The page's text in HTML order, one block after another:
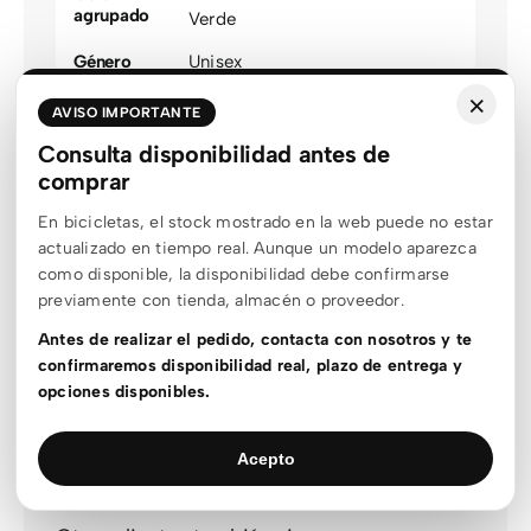
agrupado
Verde
Género
Unisex
Estado stock Sin stock
Outlet
Outlet
Material
Rueda
20
Recorrido
100mm
Motor
Shimano
Frenos
Disco hidráulico
×
AVISO IMPORTANTE
Consulta disponibilidad antes de
comprar
En bicicletas, el stock mostrado en la web puede no estar
actualizado en tiempo real. Aunque un modelo aparezca
como disponible, la disponibilidad debe confirmarse
previamente con tienda, almacén o proveedor.
Antes de realizar el pedido, contacta con nosotros y te
confirmaremos disponibilidad real, plazo de entrega y
opciones disponibles.
Acepto